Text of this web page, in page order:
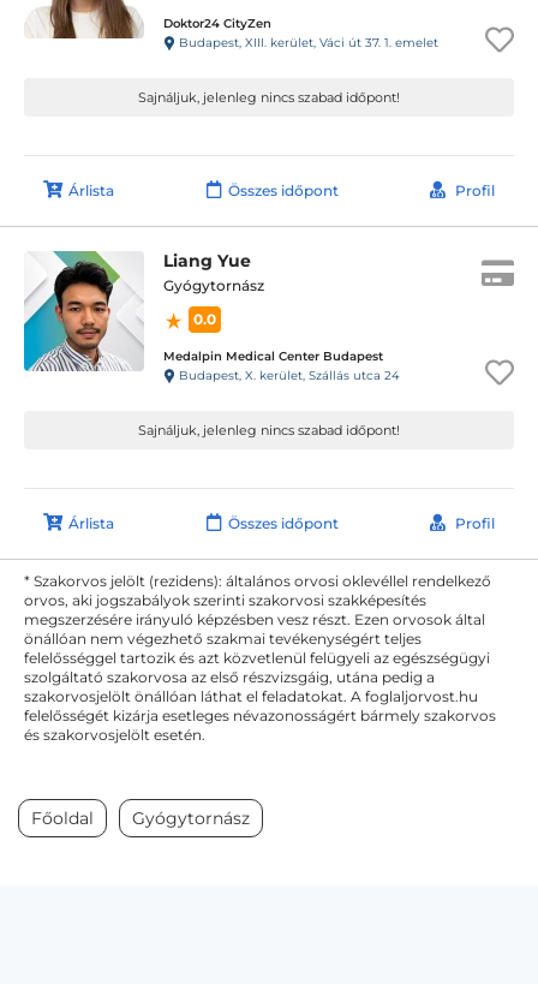
Doktor24 CityZen
Budapest, XIII. kerület, Váci út 37. 1. emelet
Sajnáljuk, jelenleg nincs szabad időpont!
Árlista Összes időpont Profil
Liang Yue
Gyógytornász
0.0
Medalpin Medical Center Budapest
Budapest, X. kerület, Szállás utca 24
Sajnáljuk, jelenleg nincs szabad időpont!
Árlista Összes időpont Profil
* Szakorvos jelölt (rezidens): általános orvosi oklevéllel rendelkező
orvos, aki jogszabályok szerinti szakorvosi szakképesítés
megszerzésére irányuló képzésben vesz részt. Ezen orvosok által
önállóan nem végezhető szakmai tevékenységért teljes
felelősséggel tartozik és azt közvetlenül felügyeli az egészségügyi
szolgáltató szakorvosa az első részvizsgáig, utána pedig a
szakorvosjelölt önállóan láthat el feladatokat. A foglaljorvost.hu
felelősségét kizárja esetleges névazonosságért bármely szakorvos
és szakorvosjelölt esetén.
Főoldal Gyógytornász